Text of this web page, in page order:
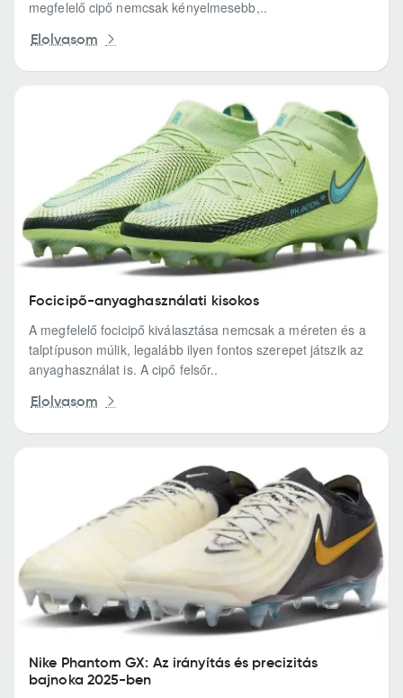
megfelelő cipő nemcsak kényelmesebb,..
Elolvasom
Focicipő-anyaghasználati kisokos
A megfelelő focicipő kiválasztása nemcsak a méreten és a
talptípuson múlik, legalább ilyen fontos szerepet játszik az
anyaghasználat is. A cipő felsőr..
Elolvasom
Nike Phantom GX: Az irányítás és precizitás
bajnoka 2025-ben